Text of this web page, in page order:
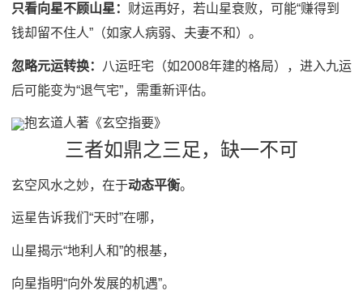
只看向星不顾山星： 财运再好，若山星衰败，可能“赚得到
钱却留不住人”（如家人病弱、夫妻不和）。
忽略元运转换：
八运旺宅（如2008年建的格局），进入九运
后可能变为“退气宅”，需重新评估。
抱玄道人著《玄空指要》
三者如鼎之三足，缺一不可
玄空风水之妙，在于动态平衡。
运星告诉我们“天时”在哪，
山星揭示“地利人和”的根基，
向星指明“向外发展的机遇”。